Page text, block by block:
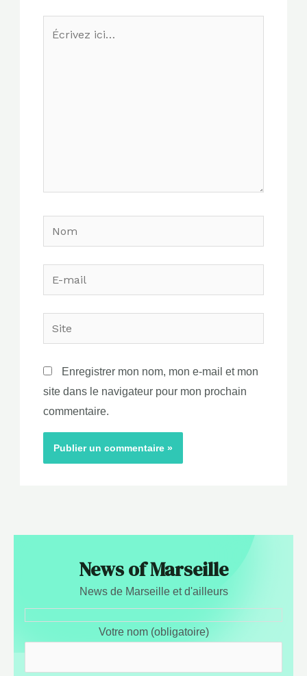
mail
Site
Enregistrer mon nom, mon e-mail et mon
site dans le navigateur pour mon prochain
commentaire.
News of Marseille
News de Marseille et d'ailleurs
Votre nom (obligatoire)